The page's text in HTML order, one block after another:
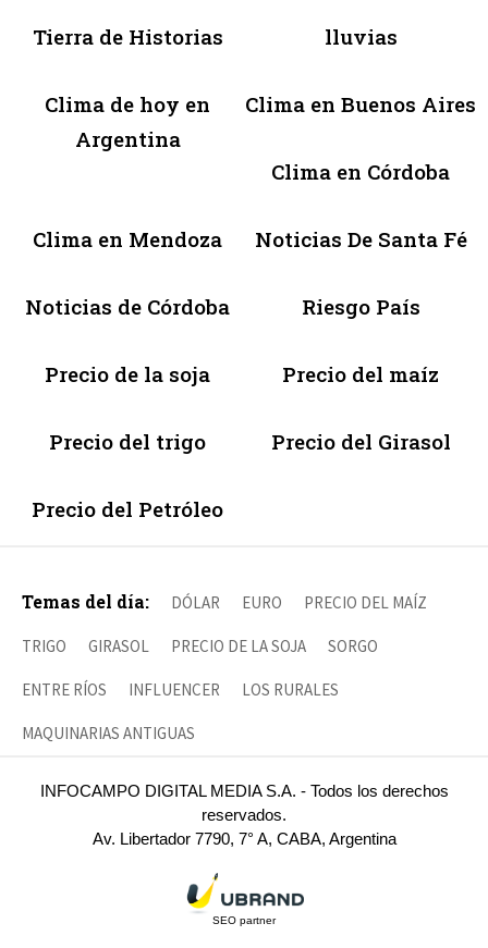
Tierra de Historias lluvias
Clima de hoy en
Argentina
Clima en Buenos Aires
Clima en Córdoba
Clima en Mendoza Noticias De Santa Fé
Noticias de Córdoba Riesgo País
Precio de la soja Precio del maíz
Precio del trigo Precio del Girasol
Precio del Petróleo
Temas del día: DÓLAR EURO PRECIO DEL MAÍZ
TRIGO GIRASOL PRECIO DE LA SOJA SORGO
ENTRE RÍOS INFLUENCER LOS RURALES
MAQUINARIAS ANTIGUAS
INFOCAMPO DIGITAL MEDIA S.A. - Todos los derechos
reservados.
Av. Libertador 7790, 7° A, CABA, Argentina
SEO partner